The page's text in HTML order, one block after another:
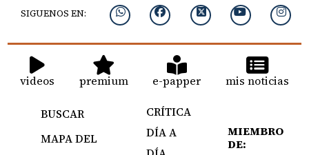
SIGUENOS EN:
videos premium e-papper mis noticias
BUSCAR
MAPA DEL
CRÍTICA
DÍA A
MIEMBRO
DE: